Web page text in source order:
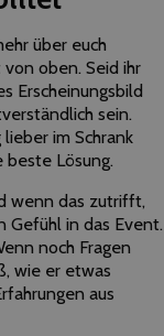
über euch
oben. Seid ihr
Erscheinungsbild
sein.
im Schrank
beste Lösung.
wenn das zutrifft,
Gefühl in das Event.
noch Fragen
wie er etwas
aus